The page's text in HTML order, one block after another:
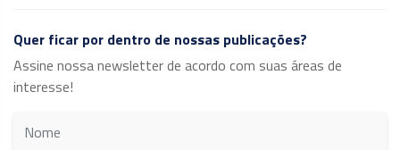
Quer ficar por dentro de nossas publicações?
Assine nossa newsletter de acordo com suas áreas de
interesse!